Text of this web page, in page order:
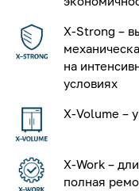
X-Strong –
на
условиях
X-Volume –
X-Work –
полная